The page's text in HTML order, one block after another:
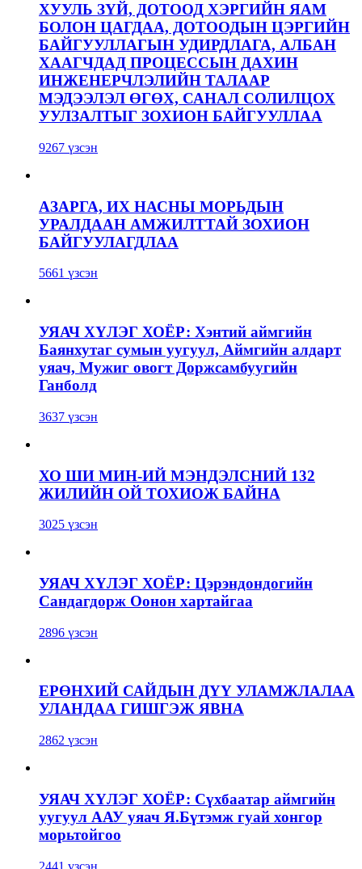
ХУУЛЬ ЗҮЙ, ДОТООД ХЭРГИЙН ЯАМ
БОЛОН ЦАГДАА, ДОТООДЫН ЦЭРГИЙН
БАЙГУУЛЛАГЫН УДИРДЛАГА, АЛБАН
ХААГЧДАД ПРОЦЕССЫН ДАХИН
ИНЖЕНЕРЧЛЭЛИЙН ТАЛААР
МЭДЭЭЛЭЛ ӨГӨХ, САНАЛ СОЛИЛЦОХ
УУЛЗАЛТЫГ ЗОХИОН БАЙГУУЛЛАА
9267 үзсэн
АЗАРГА, ИХ НАСНЫ МОРЬДЫН
УРАЛДААН АМЖИЛТТАЙ ЗОХИОН
БАЙГУУЛАГДЛАА
5661 үзсэн
УЯАЧ ХҮЛЭГ ХОЁР: Хэнтий аймгийн
Баянхутаг сумын уугуул, Аймгийн алдарт
уяач, Мужиг овогт Доржсамбуугийн
Ганболд
3637 үзсэн
ХО ШИ МИН-ИЙ МЭНДЭЛСНИЙ 132
ЖИЛИЙН ОЙ ТОХИОЖ БАЙНА
3025 үзсэн
УЯАЧ ХҮЛЭГ ХОЁР: Цэрэндондогийн
Сандагдорж Оонон хартайгаа
2896 үзсэн
ЕРӨНХИЙ САЙДЫН ДҮҮ УЛАМЖЛАЛАА
УЛАНДАА ГИШГЭЖ ЯВНА
2862 үзсэн
УЯАЧ ХҮЛЭГ ХОЁР: Сүхбаатар аймгийн
уугуул ААУ уяач Я.Бүтэмж гуай хонгор
морьтойгоо
2441 үзсэн